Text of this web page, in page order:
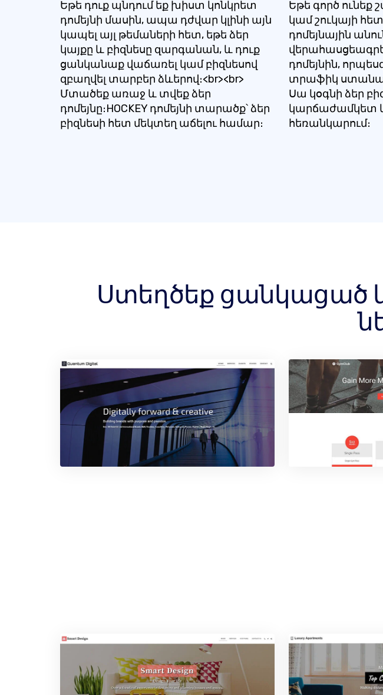
Եթե ​​դուք պնդում եք խիստ կոնկրետ
դոմեյնի մասին, ապա դժվար կլինի այն
կապել այլ թեմաների հետ, եթե ձեր
կայքը և բիզնեսը զարգանան, և դուք
ցանկանաք վաճառել կամ բիզնեսով
զբաղվել տարբեր ձևերով։<br><br>
Մտածեք առաջ և տվեք ձեր
դոմեյնը։HOCKEY դոմեյնի տարածք՝ ձեր
բիզնեսի հետ մեկտեղ աճելու համար։
Եթե ​​գործ ունեք
կամ շուկայի
դոմեյնային
դոմեյնին,
տրաֆիկ ստանաք
Սա կօգնի ձեր
կարճաժամկետ
հեռանկարում։
Ստեղծեք ցանկացած